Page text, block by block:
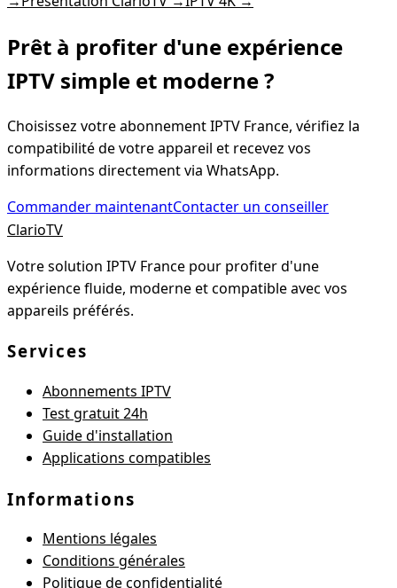
Prêt à profiter d'une expérience
IPTV simple et moderne ?
Choisissez votre abonnement IPTV France, vérifiez la
compatibilité de votre appareil et recevez vos
informations directement via WhatsApp.
Commander maintenantContacter un conseiller
ClarioTV
Votre solution IPTV France pour profiter d'une
expérience fluide, moderne et compatible avec vos
appareils préférés.
Services
Abonnements IPTV
Test gratuit 24h
Guide d'installation
Applications compatibles
Informations
Mentions légales
Conditions générales
Politique de confidentialité